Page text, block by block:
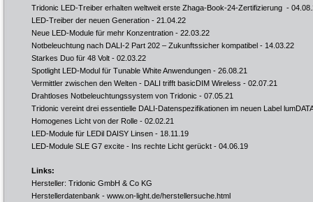
Tridonic LED-Treiber erhalten weltweit erste Zhaga-Book-24-Zertifizierung -
LED-Treiber der neuen Generation - 21.04.22
Neue LED-Module für mehr Konzentration - 22.03.22
Notbeleuchtung nach DALI-2 Part 202 – Zukunftssicher kompatibel - 14.03.22
Starkes Duo für 48 Volt - 02.03.22
Spotlight LED-Modul für Tunable White Anwendungen - 26.08.21
Vermittler zwischen den Welten - DALI trifft basicDIM Wireless - 02.07.21
Drahtloses Notbeleuchtungssystem von Tridonic - 07.05.21
Tridonic vereint drei essentielle DALI-Datenspezifikationen im neuen Label
Homogenes Licht von der Rolle - 02.02.21
LED-Module für LEDil DAISY Linsen - 18.11.19
LED-Module SLE G7 excite - Ins rechte Licht gerückt - 04.06.19
Links:
Hersteller: Tridonic GmbH & Co KG
Herstellerdatenbank - www.on-light.de/herstellersuche.html